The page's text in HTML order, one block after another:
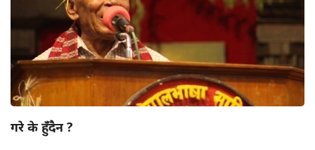
गरे के हुँदैन ?